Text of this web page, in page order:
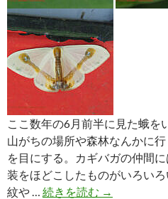
ここ数年の6月前半に見た蛾を
山がちの場所や森林なんかに
を目にする。カギバガの仲間
装をほどこしたものがいろい
紋や … 続きを読む 6
→